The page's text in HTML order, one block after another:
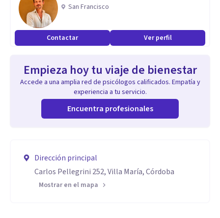
San Francisco
Contactar Ver perfil
Empieza hoy tu viaje de bienestar
Accede a una amplia red de psicólogos calificados. Empatía y
experiencia a tu servicio.
Encuentra profesionales
Dirección principal
Carlos Pellegrini 252, Villa María, Córdoba
Mostrar en el mapa